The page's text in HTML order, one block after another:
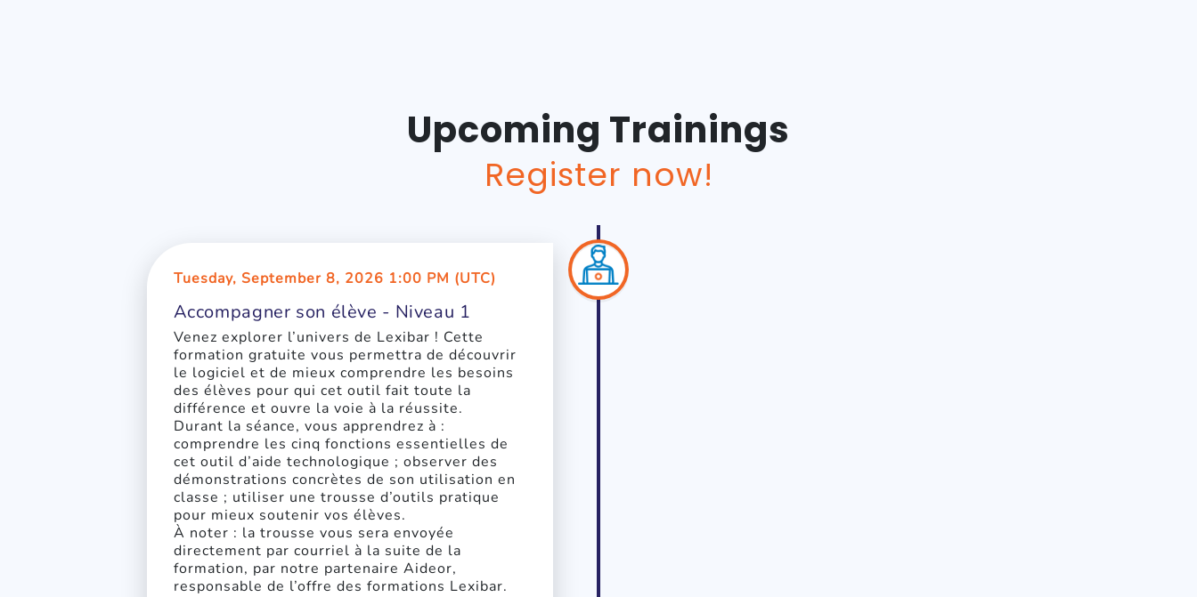
Upcoming Trainings
Register now!
Tuesday, September 8, 2026 1:00 PM (UTC)
Accompagner son élève - Niveau 1
Venez explorer l’univers de Lexibar ! Cette
formation gratuite vous permettra de découvrir
le logiciel et de mieux comprendre les besoins
des élèves pour qui cet outil fait toute la
différence et ouvre la voie à la réussite.
Durant la séance, vous apprendrez à :
comprendre les cinq fonctions essentielles de
cet outil d’aide technologique ; observer des
démonstrations concrètes de son utilisation en
classe ; utiliser une trousse d’outils pratique
pour mieux soutenir vos élèves.
À noter : la trousse vous sera envoyée
directement par courriel à la suite de la
formation, par notre partenaire Aideor,
responsable de l’offre des formations Lexibar.